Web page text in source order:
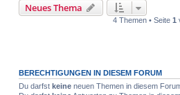
Neues Thema
4 Themen • Seite 1
BERECHTIGUNGEN IN DIESEM FORUM
Du darfst keineneuen Themen in diesem